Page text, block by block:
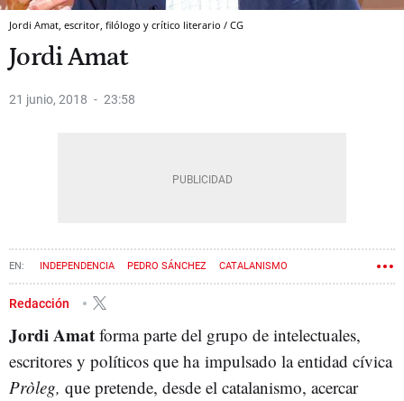
Jordi Amat, escritor, filólogo y crítico literario / CG
Jordi Amat
21 junio, 2018 23:58
INDEPENDENCIA PEDRO SÁNCHEZ CATALANISMO
Redacción
Jordi Amat forma parte del grupo de intelectuales,
escritores y políticos que ha impulsado la entidad cívica
Pròleg, que pretende, desde el catalanismo, acercar